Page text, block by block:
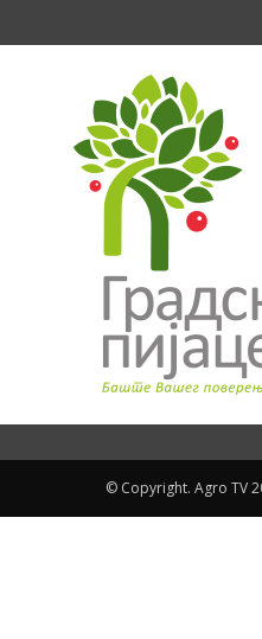
© Copyright. Agro TV